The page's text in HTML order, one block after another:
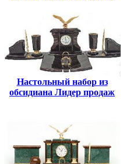
Настольный набор из
обсидиана Лидер продаж